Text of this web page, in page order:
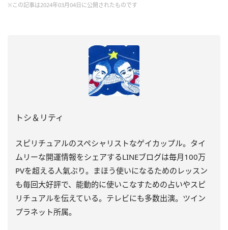
※この記事は2024年03月04日に公開されたものです
トシ＆リティ
スピリチュアルのスペシャリストなゲイカップル。タイ
ムリーな開運情報をシェアするLINEブログは毎月100万
PVを超える人氣ぶり。まほう使いになるためのレッスン
も毎回大好評で、能動的に使いこなすための占いやスピ
リチュアルを伝えている。テレビにも多数出演。ツイン
プラネット所属。